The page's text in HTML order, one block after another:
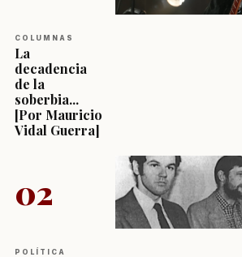
COLUMNAS
La
decadencia
de la
soberbia...
[Por Mauricio
Vidal Guerra]
02
POLÍTICA